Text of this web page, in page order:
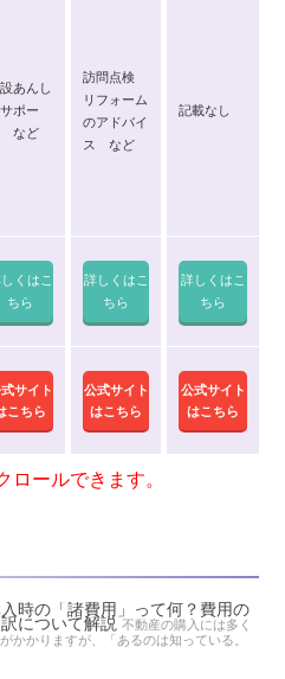
あんし
ポー
など
訪問点検
リフォーム
のアドバイ
ス など
記載なし
くはこ
ちら
詳しくはこ
ちら
詳しくはこ
ちら
サイト
こちら
公式サイト
はこちら
公式サイト
はこちら
時の「諸費用」って何？費用の
について解説 不動産の購入には多く
かかりますが、「あるのは知っている。